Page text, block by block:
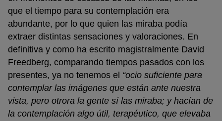
que el tiempo para su contemplación era
abundante, por lo que quien las miraba podía
extraer distintas sensaciones y valoraciones. En
definitiva y como ha escrito magistralmente David
Freedberg, comparando tiempos pasados con los
presentes, ya no tenemos el “ocio suficiente para
contemplar las imágenes que están ante nuestra
vista, pero otrora la gente sí las miraba; y hacían de
la contemplación algo útil, terapéutico, que elevaba